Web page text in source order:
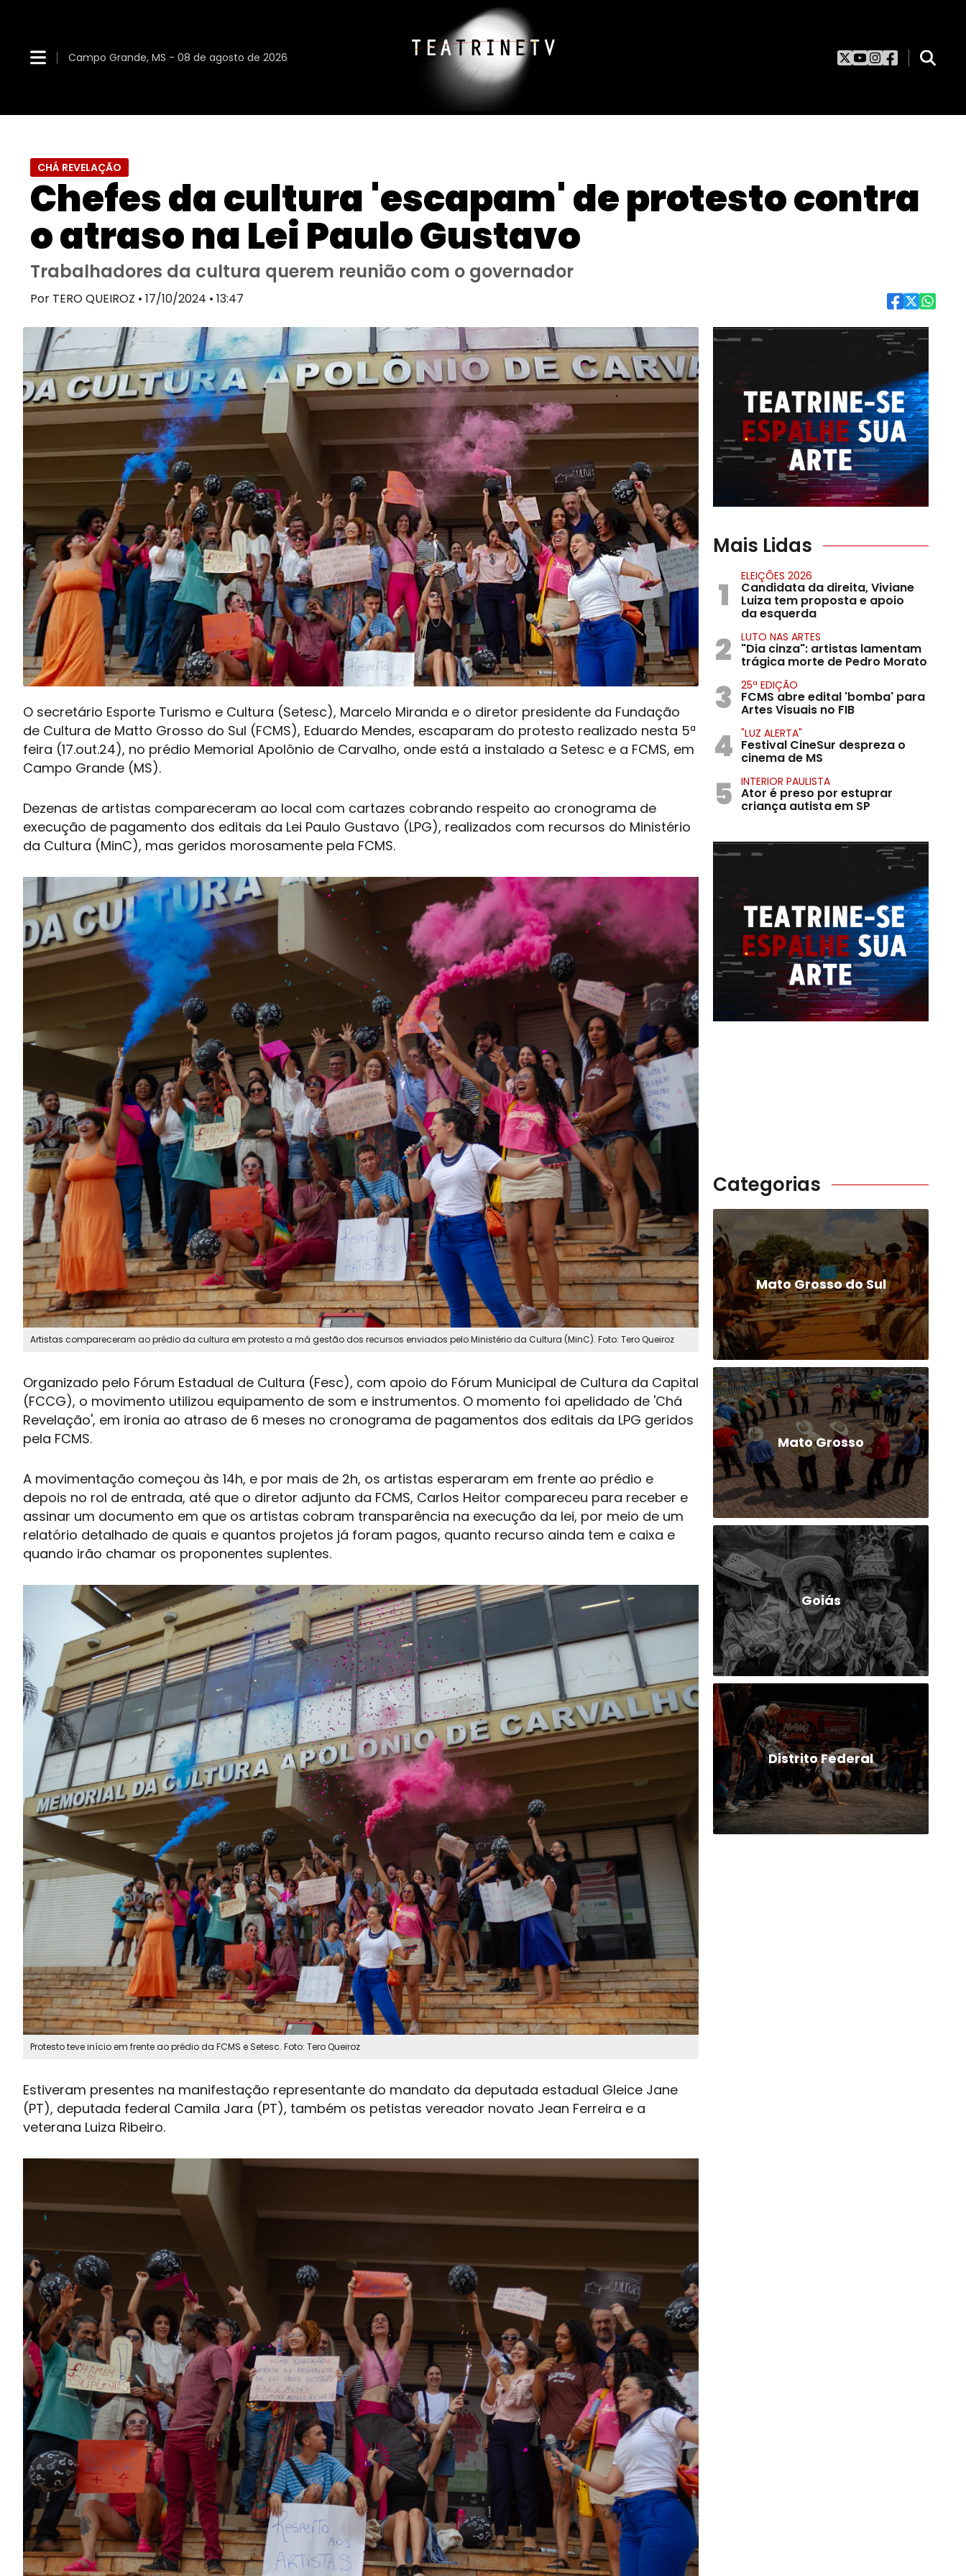
Campo Grande, MS - 08 de agosto de 2026
CHÁ REVELAÇÃO
Chefes da cultura 'escapam' de protesto contra
o atraso na Lei Paulo Gustavo
Trabalhadores da cultura querem reunião com o governador
Por TERO QUEIROZ • 17/10/2024 • 13:47
O secretário Esporte Turismo e Cultura (Setesc), Marcelo Miranda e o diretor presidente da Fundação
de Cultura de Matto Grosso do Sul (FCMS), Eduardo Mendes, escaparam do protesto realizado nesta 5ª
feira (17.out.24), no prédio Memorial Apolônio de Carvalho, onde está a instalado a Setesc e a FCMS, em
Campo Grande (MS).
Dezenas de artistas compareceram ao local com cartazes cobrando respeito ao cronograma de
execução de pagamento dos editais da Lei Paulo Gustavo (LPG), realizados com recursos do Ministério
da Cultura (MinC), mas geridos morosamente pela FCMS.
Artistas compareceram ao prédio da cultura em protesto a má gestão dos recursos enviados pelo Ministério da Cultura (MinC). Foto: Tero Queiroz
Organizado pelo Fórum Estadual de Cultura (Fesc), com apoio do Fórum Municipal de Cultura da Capital
(FCCG), o movimento utilizou equipamento de som e instrumentos. O momento foi apelidado de 'Chá
Revelação', em ironia ao atraso de 6 meses no cronograma de pagamentos dos editais da LPG geridos
pela FCMS.
A movimentação começou às 14h, e por mais de 2h, os artistas esperaram em frente ao prédio e
depois no rol de entrada, até que o diretor adjunto da FCMS, Carlos Heitor compareceu para receber e
assinar um documento em que os artistas cobram transparência na execução da lei, por meio de um
relatório detalhado de quais e quantos projetos já foram pagos, quanto recurso ainda tem e caixa e
quando irão chamar os proponentes suplentes.
Protesto teve início em frente ao prédio da FCMS e Setesc. Foto: Tero Queiroz
Estiveram presentes na manifestação representante do mandato da deputada estadual Gleice Jane
(PT), deputada federal Camila Jara (PT), também os petistas vereador novato Jean Ferreira e a
veterana Luiza Ribeiro.
Mais Lidas
1 ELEIÇÕES 2026
Candidata da direita, Viviane
Luiza tem proposta e apoio
da esquerda
2 LUTO NAS ARTES
"Dia cinza": artistas lamentam
trágica morte de Pedro Morato
3 25ª EDIÇÃO
FCMS abre edital 'bomba' para
Artes Visuais no FIB
4 "LUZ ALERTA"
Festival CineSur despreza o
cinema de MS
5 INTERIOR PAULISTA
Ator é preso por estuprar
criança autista em SP
Categorias
Mato Grosso do Sul
Mato Grosso
Goiás
Distrito Federal